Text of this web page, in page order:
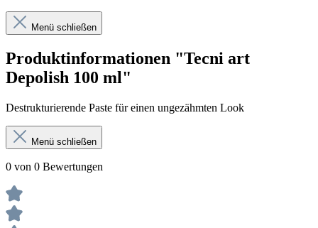
Menü schließen
Produktinformationen "Tecni art
Depolish 100 ml"
Destrukturierende Paste für einen ungezähmten Look
Menü schließen
0 von 0 Bewertungen